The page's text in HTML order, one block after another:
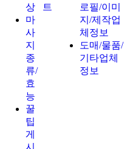
상
마
사
지
종
류/
효
능
꿀
팁
게
시
트
로필/이미
지/제작업
체정보
도매/물품/
기타업체
정보